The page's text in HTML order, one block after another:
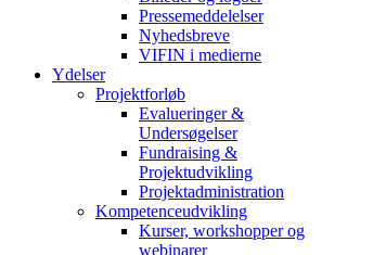
Pressemeddelelser
Nyhedsbreve
VIFIN i medierne
Ydelser
Projektforløb
Evalueringer &
Undersøgelser
Fundraising &
Projektudvikling
Projektadministration
Kompetenceudvikling
Kurser, workshopper og
webinarer